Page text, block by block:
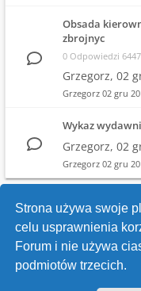
Strona używa swoje
celu usprawnienia
Forum i nie używa
podmiotów trzecich.
Obsada
zbrojnyc
0 Odpowiedzi
Grzegorz, 02
Grzegorz 02 gru
Wykaz
Grzegorz, 02
Grzegorz 02 gru
1 2
Wróć do wykazu